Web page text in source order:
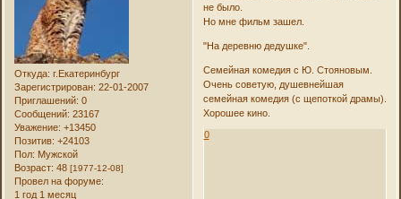
Откуда: г.Екатеринбург
Зарегистрирован: 22-01-2007
Приглашений: 0
Сообщений: 23167
Уважение: +13450
Позитив: +24103
Пол: Мужской
Возраст: 48[1977-12-08]
Провел на форуме:
1 год 1 месяц
не было.
Но мне фильм зашел.
"На деревню дедушке".
Семейная комедия с Ю. Стояновым.
Очень советую, душевнейшая
семейная комедия (с щепоткой драмы).
Хорошее кино.
0